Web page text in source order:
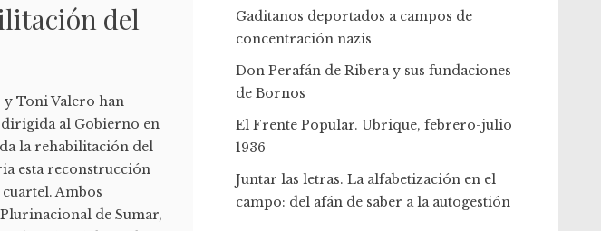
del
Toni Valero han
al Gobierno en
la rehabilitación del
esta reconstrucción
Ambos
de Sumar,
Gaditanos deportados a campos de
concentración nazis
Don Perafán de Ribera y sus fundaciones
de Bornos
El Frente Popular. Ubrique, febrero-julio
1936
Juntar las letras. La alfabetización en el
campo: del afán de saber a la autogestión